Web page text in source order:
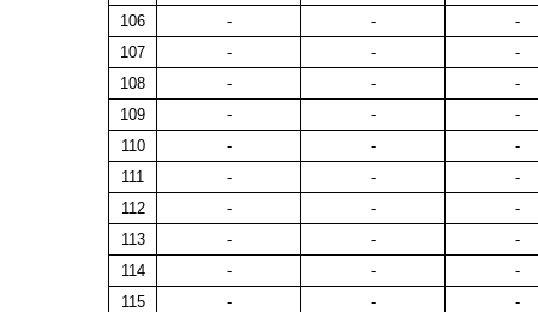
106
- -
-
107
- -
-
108
- -
-
109
- -
-
110
- -
-
111
- -
-
112
- -
-
113
- -
-
114
- -
-
115
- -
-